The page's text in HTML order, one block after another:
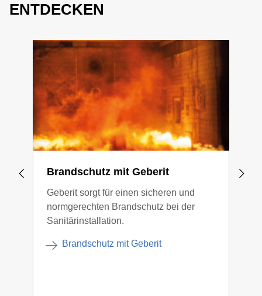
ENTDECKEN
Brandschutz mit Geberit
Geberit sorgt für einen sicheren und
normgerechten Brandschutz bei der
Sanitärinstallation.
Brandschutz mit Geberit